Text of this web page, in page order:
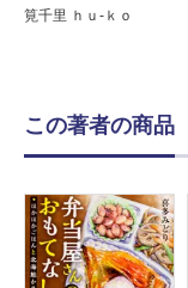
筧千里 ｈｕ‐ｋｏ
この著者の商品